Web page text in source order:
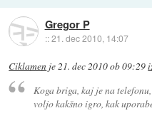
Gregor P
::21. dec 2010, 14:07
Ciklamen je21. dec 2010 ob 09:29
Koga briga, kaj je na
voljo kakšno igro, kak